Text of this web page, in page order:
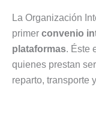
La Organización
primer convenio
plataformas. Éste
quienes prestan
reparto, transporte